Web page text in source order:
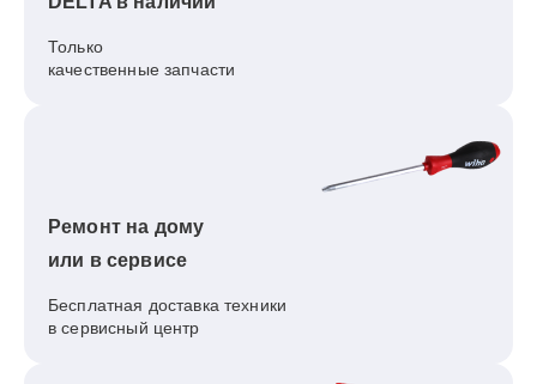
Только
качественные запчасти
Ремонт на дому
или в сервисе
Бесплатная доставка техники
в сервисный центр